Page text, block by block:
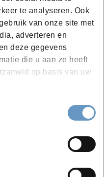
te analyseren. Ook
van onze site met
adverteren en
deze gegevens
die u aan ze heeft
op basis van uw
Schrijf
‘Hou me op
mail van zodra